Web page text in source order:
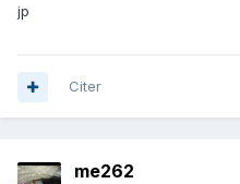
jp
Citer
me262